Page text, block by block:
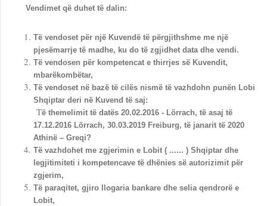
Vendimet që duhet të dalin:
Të vendoset për një Kuvendë të përgjithshme me një
pjesëmarrje të madhe, ku do të zgjidhet data dhe vendi.
Të vendosen për kompetencat e thirrjes së Kuvendit,
mbarëkombëtar,
Të vendoset në bazë të cilës nismë të vazhdohn punën Lobi
Shqiptar deri në Kuvend të saj:
Të themelimit të datës 20.02.2016 - Lörrach, të asaj të
17.12.2016 Lörrach, 30.03.2019 Freiburg, të janarit të 2020
Athinë – Greqi?
Të vazhdohet me zgjerimin e Lobit ( ...... ) Shqiptar dhe
legjitimiteti i kompetencave të dhënies së autorizimit për
zgjerim,
Të paraqitet, gjiro llogaria bankare dhe selia qendrorë e
Lobit,